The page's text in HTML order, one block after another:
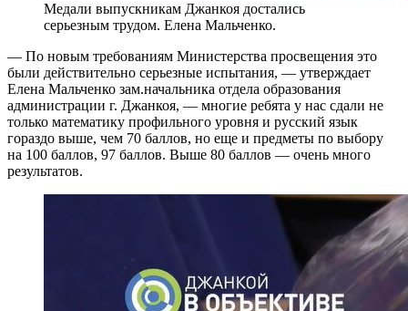
Медали выпускникам Джанкоя достались
серьезным трудом. Елена Мальченко.
— По новым требованиям Министерства просвещения это
были действительно серьезные испытания, — утверждает
Елена Мальченко зам.начальника отдела образования
администрации г. Джанкоя, — многие ребята у нас сдали не
только математику профильного уровня и русский язык
гораздо выше, чем 70 баллов, но еще и предметы по выбору
на 100 баллов, 97 баллов. Выше 80 баллов — очень много
результатов.